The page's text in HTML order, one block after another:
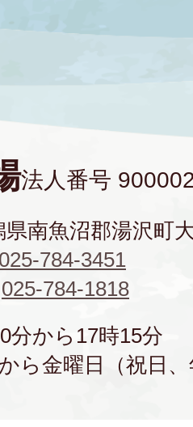
法人番号
県南魚沼郡湯沢町
025-784-3451
025-784-1818
分から17時15分
ら金曜日（祝日